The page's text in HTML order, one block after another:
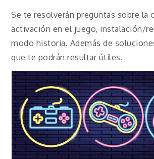
Se te resolverán preguntas sobre la
activación en el juego, instalación/
modo historia. Además de
que te podrán resultar útiles.